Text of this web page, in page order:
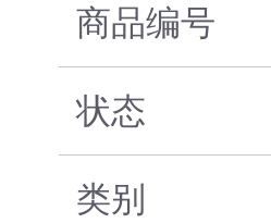
商品编号
状态
类别